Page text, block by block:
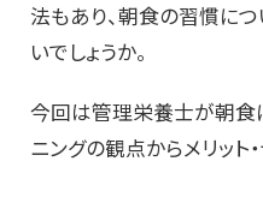
法もあり、朝食の習慣に
いでしょうか。
今回は管理栄養士が朝食
ニングの観点からメリット